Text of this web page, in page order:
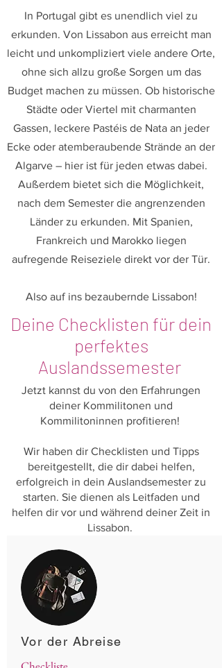
In Portugal gibt es unendlich viel zu
erkunden. Von Lissabon aus erreicht man
leicht und unkompliziert viele andere Orte,
ohne sich allzu große Sorgen um das
Budget machen zu müssen. Ob historische
Städte oder Viertel mit charmanten
Gassen, leckere Pastéis de Nata an jeder
Ecke oder atemberaubende Strände an der
Algarve – hier ist für jeden etwas dabei.
Außerdem bietet sich die Möglichkeit,
nach dem Semester die angrenzenden
Länder zu erkunden. Mit Spanien,
Frankreich und Marokko liegen
aufregende Reiseziele direkt vor der Tür.
Also auf ins bezaubernde Lissabon!
Deine Checklisten für dein
perfektes
Auslandssemester
Jetzt kannst du von den Erfahrungen
deiner Kommilitonen und
Kommilitoninnen profitieren!
Wir haben dir Checklisten und Tipps
bereitgestellt, die dir dabei helfen,
erfolgreich in dein Auslandsemester zu
starten. Sie dienen als Leitfaden und
helfen dir vor und während deiner Zeit in
Lissabon.
Vor der Abreise